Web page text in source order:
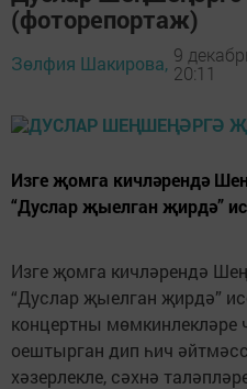
(фоторепортаж)
Зөлфия Шакирова, 9
20:11
Изге җомга кичләрендә
“Дуслар җыелган җирдә”
Изге җомга кичләрендә
“Дуслар җыелган җирдә”
концертны
оештырган дип һич
хәзерлекле, сәхнә